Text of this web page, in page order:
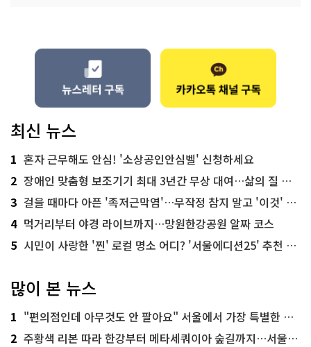
최신 뉴스
1 혼자 근무해도 안심! '소상공인안심벨' 신청하세요
2 장애인 맞춤형 보조기기 최대 3년간 무상 대여…삶의 질 높인다
3 걸을 때마다 아픈 '족저근막염'…무작정 참지 말고 '이것' 해보세요!
4 먹거리부터 야경 라이브까지…망원한강공원 알짜 코스
5 시민이 사랑한 '찐' 로컬 명소 어디? '서울에디션25' 추천 코스
많이 본 뉴스
1 "편의점인데 아무것도 안 팔아요" 서울에서 가장 특별한 편의점의 정체
2 주황색 리본 따라 한강부터 메타세쿼이아 숲길까지…서울둘레길 15코스